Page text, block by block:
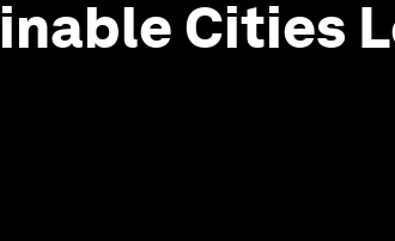
Cities